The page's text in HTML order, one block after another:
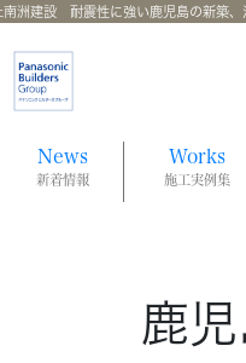
洲建設 耐震性に強い鹿児島の新築、
News
新着情報
Works
施工実例集
鹿